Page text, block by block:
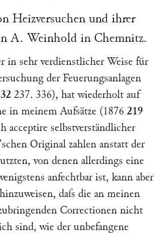
Heizversuchen und ihrer
A. Weinhold in Chemnitz.
in sehr verdienstlicher Weise für
der Feuerungsanlagen
237. 336), hat wiederholt auf
in meinem Aufsätze (1876 219
acceptire selbstverständlicher
schen Original zahlen anstatt der
von denen allerdings eine
anfechtbar ist, kann aber
daſs die an meinen
Correctionen nicht
sind, wie der unbefangene